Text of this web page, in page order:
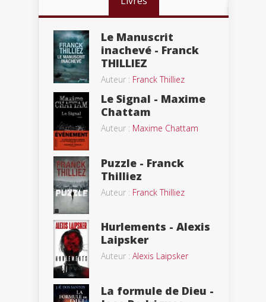
Le Manuscrit
inachevé - Franck
THILLIEZ
Auteur : Franck Thilliez
Le Signal - Maxime
Chattam
Auteur : Maxime Chattam
Puzzle - Franck
Thilliez
Auteur : Franck Thilliez
Hurlements - Alexis
Laipsker
Auteur : Alexis Laipsker
La formule de Dieu -